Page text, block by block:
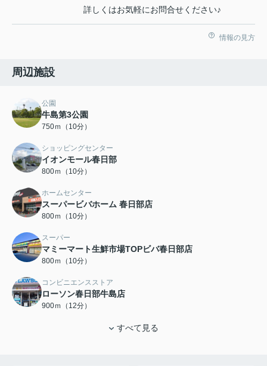
詳しくはお気軽にお問合せください♪
情報の見方
周辺施設
公園
牛島第3公園
750ｍ（10分）
ショッピングセンター
イオンモール春日部
800ｍ（10分）
ホームセンター
スーパービバホーム 春日部店
800ｍ（10分）
スーパー
マミーマート生鮮市場TOPビバ春日部店
800ｍ（10分）
コンビニエンスストア
ローソン春日部牛島店
900ｍ（12分）
すべて見る